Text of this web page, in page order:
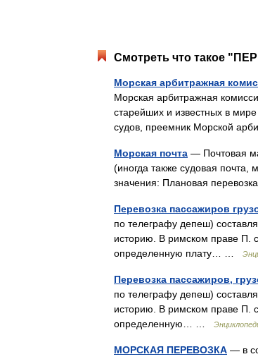
Смотреть что такое
Морская арбитражная
Морская арбитражная
старейших и известных в
судов, преемник Морской
Морская почта — Почтовая
(иногда также судовая
значения: Плановая
Перевозка пассажиров
по телеграфу депеш)
историю. В римском праве П.
определенную плату… …
Перевозка пассажиров,
по телеграфу депеш)
историю. В римском праве П.
определенную… …
МОРСКАЯ ПЕРЕВОЗКА — в